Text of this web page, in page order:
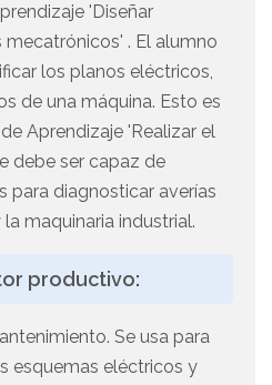
'Diseñar
. El alumno
los planos eléctricos,
de una máquina. Esto es
Aprendizaje 'Realizar el
debe ser capaz de
para diagnosticar averías
maquinaria industrial.
productivo:
Se usa para
esquemas eléctricos y